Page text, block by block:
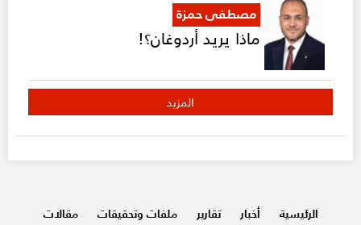
مصطفى حمزة
ماذا يريد أردوغان؟!
المزيد
الرئيسية أخبار تقارير ملفات وتحقيقات مقالات